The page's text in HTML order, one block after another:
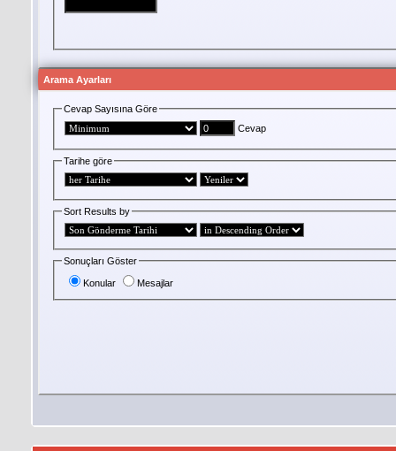
Arama Ayarları
Cevap Sayısına Göre
Cevap
Tarihe göre
Sort Results by
Sonuçları Göster
Konular Mesajlar